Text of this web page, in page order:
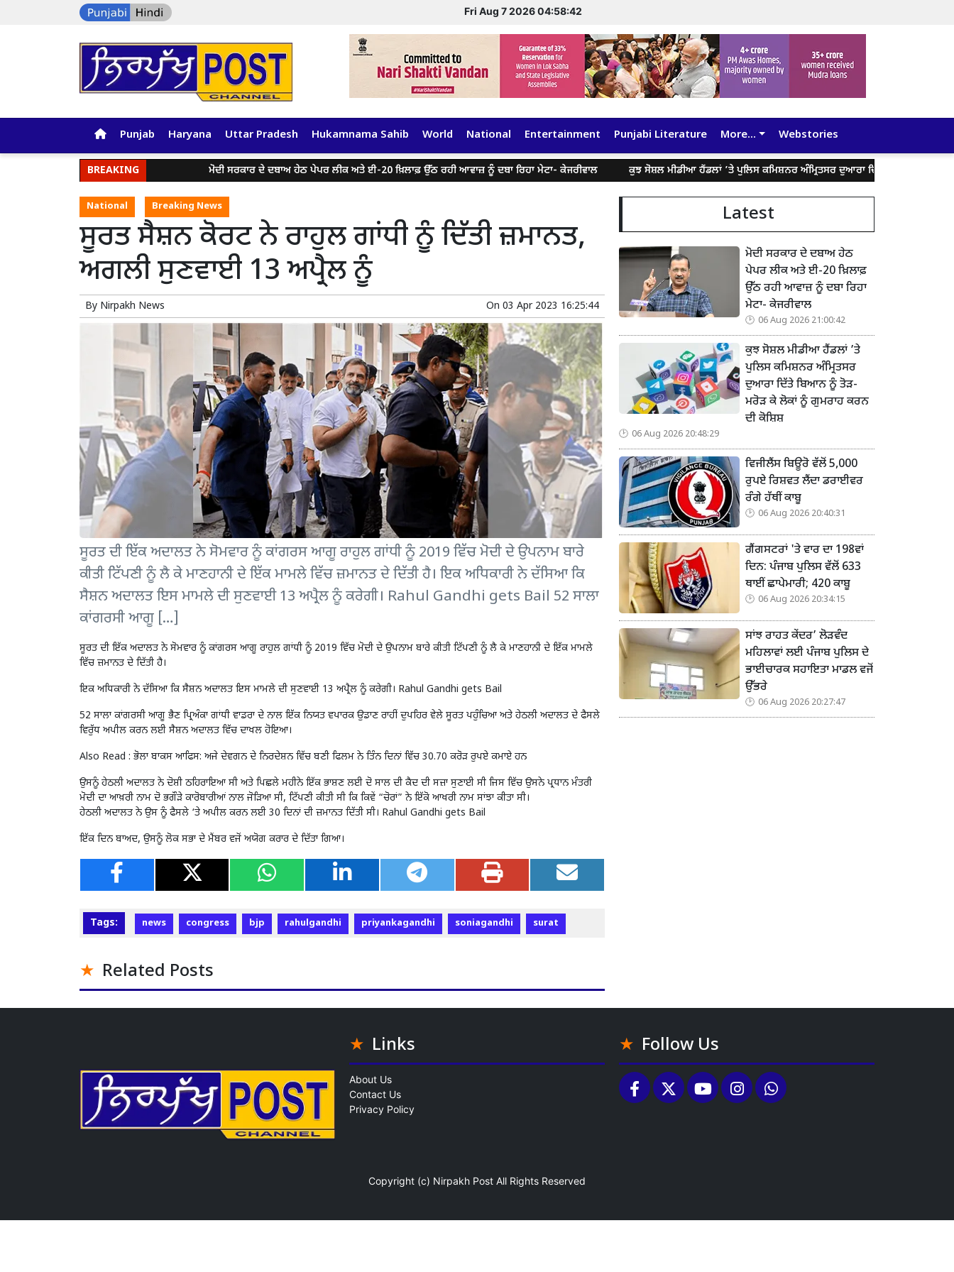
Fri Aug 7 2026 04:58:43
Punjab Haryana Uttar Pradesh Hukamnama Sahib World National Entertainment Punjabi Literature More... Webstories
BREAKING ਮੋਦੀ ਸਰਕਾਰ ਦੇ ਦਬਾਅ ਹੇਠ ਪੇਪਰ ਲੀਕ ਅਤੇ ਈ-20 ਖ਼ਿਲਾਫ਼ ਉੱਠ ਰਹੀ ਆਵਾਜ਼ ਨੂੰ ਦਬਾ ਰਿਹਾ ਮੇਟਾ- ਕੇਜਰੀਵਾਲ ਕੁਝ ਸੋਸ਼ਲ ਮੀਡੀਆ ਹੈਂਡਲਾਂ ’ਤੇ ਪੁਲਿਸ ਕਮਿਸ਼ਨਰ ਅੰਮ੍ਰਿਤਸਰ ਦੁਆਰਾ ਦਿੱਤੇ ਬਿਆਨ ਨੂੰ ਤੋੜ-ਮਰੋੜ ਕੇ
National Breaking News
ਸੂਰਤ ਸੈਸ਼ਨ ਕੋਰਟ ਨੇ ਰਾਹੁਲ ਗਾਂਧੀ ਨੂੰ ਦਿੱਤੀ ਜ਼ਮਾਨਤ,
ਅਗਲੀ ਸੁਣਵਾਈ 13 ਅਪ੍ਰੈਲ ਨੂੰ
By Nirpakh News On 03 Apr 2023 16:25:44
ਸੂਰਤ ਦੀ ਇੱਕ ਅਦਾਲਤ ਨੇ ਸੋਮਵਾਰ ਨੂੰ ਕਾਂਗਰਸ ਆਗੂ ਰਾਹੁਲ ਗਾਂਧੀ ਨੂੰ 2019 ਵਿੱਚ ਮੋਦੀ ਦੇ ਉਪਨਾਮ ਬਾਰੇ
ਕੀਤੀ ਟਿੱਪਣੀ ਨੂੰ ਲੈ ਕੇ ਮਾਣਹਾਨੀ ਦੇ ਇੱਕ ਮਾਮਲੇ ਵਿੱਚ ਜ਼ਮਾਨਤ ਦੇ ਦਿੱਤੀ ਹੈ। ਇਕ ਅਧਿਕਾਰੀ ਨੇ ਦੱਸਿਆ ਕਿ
ਸੈਸ਼ਨ ਅਦਾਲਤ ਇਸ ਮਾਮਲੇ ਦੀ ਸੁਣਵਾਈ 13 ਅਪ੍ਰੈਲ ਨੂੰ ਕਰੇਗੀ। Rahul Gandhi gets Bail 52 ਸਾਲਾ
ਕਾਂਗਰਸੀ ਆਗੂ […]
ਸੂਰਤ ਦੀ ਇੱਕ ਅਦਾਲਤ ਨੇ ਸੋਮਵਾਰ ਨੂੰ ਕਾਂਗਰਸ ਆਗੂ ਰਾਹੁਲ ਗਾਂਧੀ ਨੂੰ 2019 ਵਿੱਚ ਮੋਦੀ ਦੇ ਉਪਨਾਮ ਬਾਰੇ ਕੀਤੀ ਟਿੱਪਣੀ ਨੂੰ ਲੈ ਕੇ ਮਾਣਹਾਨੀ ਦੇ ਇੱਕ ਮਾਮਲੇ
ਵਿੱਚ ਜ਼ਮਾਨਤ ਦੇ ਦਿੱਤੀ ਹੈ।
ਇਕ ਅਧਿਕਾਰੀ ਨੇ ਦੱਸਿਆ ਕਿ ਸੈਸ਼ਨ ਅਦਾਲਤ ਇਸ ਮਾਮਲੇ ਦੀ ਸੁਣਵਾਈ 13 ਅਪ੍ਰੈਲ ਨੂੰ ਕਰੇਗੀ। Rahul Gandhi gets Bail
52 ਸਾਲਾ ਕਾਂਗਰਸੀ ਆਗੂ ਭੈਣ ਪ੍ਰਿਅੰਕਾ ਗਾਂਧੀ ਵਾਡਰਾ ਦੇ ਨਾਲ ਇੱਕ ਨਿਯਤ ਵਪਾਰਕ ਉਡਾਣ ਰਾਹੀਂ ਦੁਪਹਿਰ ਵੇਲੇ ਸੂਰਤ ਪਹੁੰਚਿਆ ਅਤੇ ਹੇਠਲੀ ਅਦਾਲਤ ਦੇ ਫੈਸਲੇ
ਵਿਰੁੱਧ ਅਪੀਲ ਕਰਨ ਲਈ ਸੈਸ਼ਨ ਅਦਾਲਤ ਵਿੱਚ ਦਾਖਲ ਹੋਇਆ।
Also Read : ਭੋਲਾ ਬਾਕਸ ਆਫਿਸ: ਅਜੇ ਦੇਵਗਨ ਦੇ ਨਿਰਦੇਸ਼ਨ ਵਿੱਚ ਬਣੀ ਫਿਲਮ ਨੇ ਤਿੰਨ ਦਿਨਾਂ ਵਿੱਚ 30.70 ਕਰੋੜ ਰੁਪਏ ਕਮਾਏ ਹਨ
ਉਸਨੂੰ ਹੇਠਲੀ ਅਦਾਲਤ ਨੇ ਦੋਸ਼ੀ ਠਹਿਰਾਇਆ ਸੀ ਅਤੇ ਪਿਛਲੇ ਮਹੀਨੇ ਇੱਕ ਭਾਸ਼ਣ ਲਈ ਦੋ ਸਾਲ ਦੀ ਕੈਦ ਦੀ ਸਜ਼ਾ ਸੁਣਾਈ ਸੀ ਜਿਸ ਵਿੱਚ ਉਸਨੇ ਪ੍ਰਧਾਨ ਮੰਤਰੀ
ਮੋਦੀ ਦਾ ਆਖ਼ਰੀ ਨਾਮ ਦੋ ਭਗੌੜੇ ਕਾਰੋਬਾਰੀਆਂ ਨਾਲ ਜੋੜਿਆ ਸੀ, ਟਿੱਪਣੀ ਕੀਤੀ ਸੀ ਕਿ ਕਿਵੇਂ “ਚੋਰਾਂ” ਨੇ ਇੱਕੋ ਆਖਰੀ ਨਾਮ ਸਾਂਝਾ ਕੀਤਾ ਸੀ।
ਹੇਠਲੀ ਅਦਾਲਤ ਨੇ ਉਸ ਨੂੰ ਫੈਸਲੇ ‘ਤੇ ਅਪੀਲ ਕਰਨ ਲਈ 30 ਦਿਨਾਂ ਦੀ ਜ਼ਮਾਨਤ ਦਿੱਤੀ ਸੀ। Rahul Gandhi gets Bail
ਇੱਕ ਦਿਨ ਬਾਅਦ, ਉਸਨੂੰ ਲੋਕ ਸਭਾ ਦੇ ਮੈਂਬਰ ਵਜੋਂ ਅਯੋਗ ਕਰਾਰ ਦੇ ਦਿੱਤਾ ਗਿਆ।
Tags: news congress bjp rahulgandhi priyankagandhi soniagandhi surat
Related Posts
Latest
ਮੋਦੀ ਸਰਕਾਰ ਦੇ ਦਬਾਅ ਹੇਠ
ਪੇਪਰ ਲੀਕ ਅਤੇ ਈ-20 ਖ਼ਿਲਾਫ਼
ਉੱਠ ਰਹੀ ਆਵਾਜ਼ ਨੂੰ ਦਬਾ ਰਿਹਾ
ਮੇਟਾ- ਕੇਜਰੀਵਾਲ
06 Aug 2026 21:00:42
ਕੁਝ ਸੋਸ਼ਲ ਮੀਡੀਆ ਹੈਂਡਲਾਂ ’ਤੇ
ਪੁਲਿਸ ਕਮਿਸ਼ਨਰ ਅੰਮ੍ਰਿਤਸਰ
ਦੁਆਰਾ ਦਿੱਤੇ ਬਿਆਨ ਨੂੰ ਤੋੜ-
ਮਰੋੜ ਕੇ ਲੋਕਾਂ ਨੂੰ ਗੁਮਰਾਹ ਕਰਨ
ਦੀ ਕੋਸ਼ਿਸ਼
06 Aug 2026 20:48:29
ਵਿਜੀਲੈਂਸ ਬਿਊਰੋ ਵੱਲੋਂ 5,000
ਰੁਪਏ ਰਿਸ਼ਵਤ ਲੈਂਦਾ ਡਰਾਈਵਰ
ਰੰਗੇ ਹੱਥੀਂ ਕਾਬੂ
06 Aug 2026 20:40:31
ਗੈਂਗਸਟਰਾਂ 'ਤੇ ਵਾਰ ਦਾ 198ਵਾਂ
ਦਿਨ: ਪੰਜਾਬ ਪੁਲਿਸ ਵੱਲੋਂ 633
ਥਾਈਂ ਛਾਪੇਮਾਰੀ; 420 ਕਾਬੂ
06 Aug 2026 20:34:15
ਸਾਂਝ ਰਾਹਤ ਕੇਂਦਰ’ ਲੋੜਵੰਦ
ਮਹਿਲਾਵਾਂ ਲਈ ਪੰਜਾਬ ਪੁਲਿਸ ਦੇ
ਭਾਈਚਾਰਕ ਸਹਾਇਤਾ ਮਾਡਲ ਵਜੋਂ
ਉੱਭਰੇ
06 Aug 2026 20:27:47
Links
About Us
Contact Us
Privacy Policy
Follow Us
Copyright (c) Nirpakh Post All Rights Reserved